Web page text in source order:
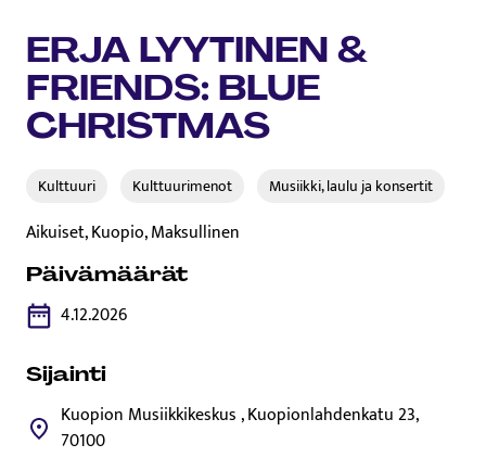
ERJA LYYTINEN &
FRIENDS: BLUE
CHRISTMAS
Kulttuuri Kulttuurimenot Musiikki, laulu ja konsertit
Aikuiset, Kuopio, Maksullinen
Päivämäärät
4.12.2026
Sijainti
Kuopion Musiikkikeskus , Kuopionlahdenkatu 23,
70100